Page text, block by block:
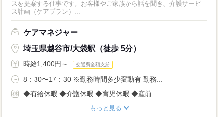
スを提案する仕事です。お客様やご家族から話を聞き、介護サービ
ス計画（ケアプラン）...
ケアマネジャー
埼玉県越谷市/大袋駅（徒歩 5分）
時給1,400円～ 交通費全額支給
8：30〜17：30 ※勤務時間多少変動有 勤務...
◆有給休暇 ◆介護休暇 ◆育児休暇 ◆産前...
もっと見る